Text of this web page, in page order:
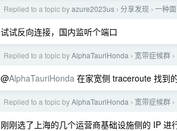
Replied to a topic byazure2023us › 分享发现 › 一种
试试反向连接，国内监听个端口
Replied to a topic byAlphaTauriHonda › 宽带症候群 ›
@AlphaTauriHonda 在家宽侧 traceroute 找到
Replied to a topic byAlphaTauriHonda › 宽带症候群 ›
刚刚选了上海的几个运营商基础设施侧的 IP